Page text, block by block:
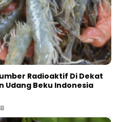
Radioaktif Di Dekat
Udang Beku Indonesia